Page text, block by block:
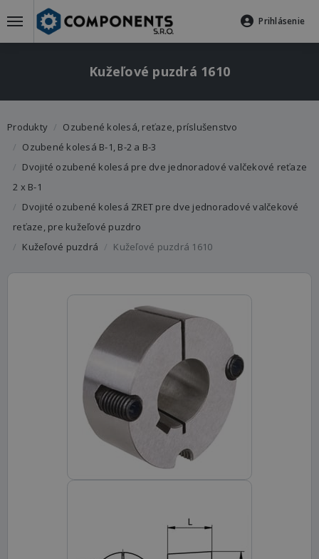
Prihlásenie
Kužeľové puzdrá 1610
Produkty
Ozubené kolesá, reťaze, príslušenstvo
Ozubené kolesá B-1, B-2 a B-3
Dvojité ozubené kolesá pre dve jednoradové valčekové reťaze
2 x B-1
Dvojité ozubené kolesá ZRET pre dve jednoradové valčekové
reťaze, pre kužeľové puzdro
Kužeľové puzdrá
Kužeľové puzdrá 1610